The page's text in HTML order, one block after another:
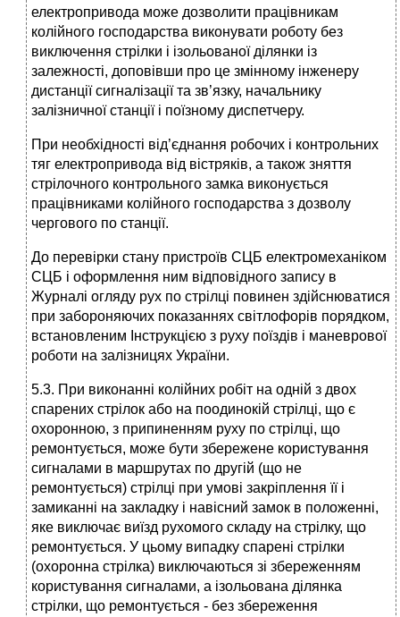
електропривода може дозволити працівникам
колійного господарства виконувати роботу без
виключення стрілки і ізольованої ділянки із
залежності, доповівши про це змінному інженеру
дистанції сигналізації та зв’язку, начальнику
залізничної станції і поїзному диспетчеру.
При необхідності від’єднання робочих і контрольних
тяг електропривода від вістряків, а також зняття
стрілочного контрольного замка виконується
працівниками колійного господарства з дозволу
чергового по станції.
До перевірки стану пристроїв СЦБ електромеханіком
СЦБ і оформлення ним відповідного запису в
Журналі огляду рух по стрілці повинен здійснюватися
при забороняючих показаннях світлофорів порядком,
встановленим Інструкцією з руху поїздів і маневрової
роботи на залізницях України.
5.3. При виконанні колійних робіт на одній з двох
спарених стрілок або на поодинокій стрілці, що є
охоронною, з припиненням руху по стрілці, що
ремонтується, може бути збережене користування
сигналами в маршрутах по другій (що не
ремонтується) стрілці при умові закріплення її і
замиканні на закладку і навісний замок в положенні,
яке виключає виїзд рухомого складу на стрілку, що
ремонтується. У цьому випадку спарені стрілки
(охоронна стрілка) виключаються зі збереженням
користування сигналами, а ізольована ділянка
стрілки, що ремонтується - без збереження